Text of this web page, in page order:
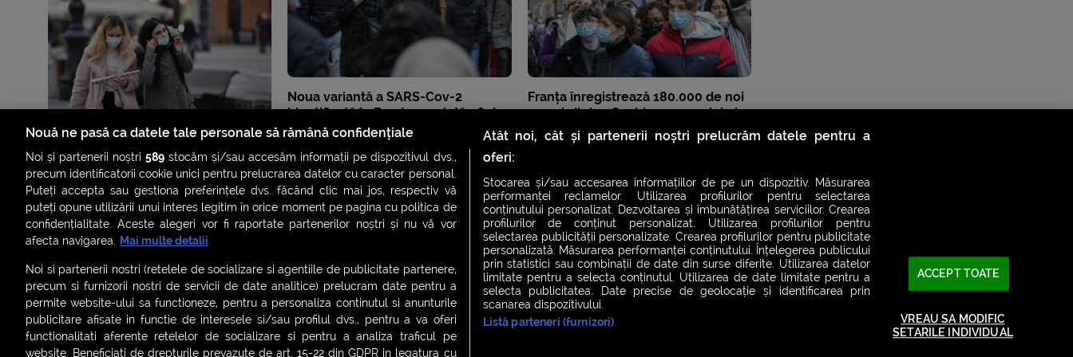
Noua variantă a SARS-Cov-2
identificată în Franța prezintă 46 de
mutații
Franța înregistrează 180.000 de noi
cazuri zilnice Covid, un record de la
începutul epidemiei
ȘTIRI SMART SHORTS LIVE FEVER BRUNCH FEVER NIGHT FEVER
LIVE FEVER CONCERT
Nouă ne pasă ca datele tale personale să rămână confidențiale
Noi și partenerii noștri589 stocăm și/sau accesăm informații pe dispozitivul dvs.,
precum identificatorii cookie unici pentru prelucrarea datelor cu caracter personal.
Puteți accepta sau gestiona preferințele dvs. făcând clic mai jos, respectiv vă
puteți opune utilizării unui interes legitim în orice moment pe pagina cu politica de
confidențialitate. Aceste alegeri vor fi raportate partenerilor noștri și nu vă vor
afecta navigarea. Mai multe detalii
Noi si partenerii nostri (retelele de socializare si agentiile de publicitate partenere,
precum si furnizorii nostri de servicii de date analitice) prelucram date pentru a
permite website-ului sa functioneze, pentru a personaliza continutul si anunturile
publicitare afisate in functie de interesele si/sau profilul dvs., pentru a va oferi
functionalitati aferente retelelor de socializare si pentru a analiza traficul pe
website. Beneficiati de drepturile prevazute de art. 15-22 din GDPR in legatura cu
Atât noi, cât și partenerii noștri prelucrăm datele pentru a
oferi:
Stocarea și/sau accesarea informațiilor de pe un dispozitiv. Măsurarea
performanței reclamelor. Utilizarea profilurilor pentru selectarea
conținutului personalizat. Dezvoltarea și îmbunătățirea serviciilor. Crearea
profilurilor de conținut personalizat. Utilizarea profilurilor pentru
selectarea publicității personalizate. Crearea profilurilor pentru publicitate
personalizată. Măsurarea performanței conținutului. Înțelegerea publicului
prin statistici sau combinații de date din surse diferite. Utilizarea datelor
limitate pentru a selecta conținutul. Utilizarea de date limitate pentru a
selecta publicitatea. Date precise de geolocație și identificarea prin
scanarea dispozitivului.
Listă parteneri (furnizori)
ACCEPT TOATE
VREAU SA MODIFIC
SETARILE INDIVIDUAL